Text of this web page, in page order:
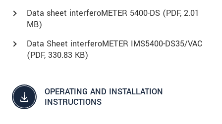
Data sheet interferoMETER 5400-DS (PDF, 2.01
MB)
Data Sheet interferoMETER IMS5400-DS35/VAC
(PDF, 330.83 KB)
OPERATING AND INSTALLATION
INSTRUCTIONS